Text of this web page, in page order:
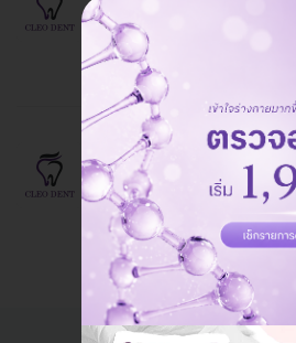
Cleo Dent Dental Clinic
ปทุมธานี
ขูดหินปูน พร้อมเคลือบฟลูออไรด์
Cleo Dent Dental Clinic
ปทุมธานี